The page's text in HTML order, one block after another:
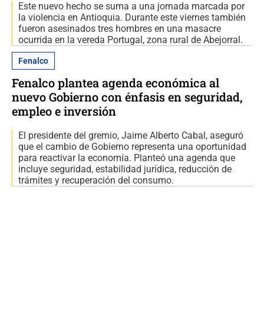
Este nuevo hecho se suma a una jornada marcada por
la violencia en Antioquia. Durante este viernes también
fueron asesinados tres hombres en una masacre
ocurrida en la vereda Portugal, zona rural de Abejorral.
Fenalco
Fenalco plantea agenda económica al
nuevo Gobierno con énfasis en seguridad,
empleo e inversión
El presidente del gremio, Jaime Alberto Cabal, aseguró
que el cambio de Gobierno representa una oportunidad
para reactivar la economía. Planteó una agenda que
incluye seguridad, estabilidad jurídica, reducción de
trámites y recuperación del consumo.